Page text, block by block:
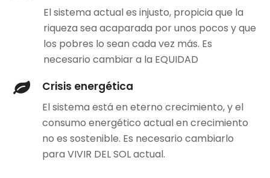
El sistema actual es injusto, propicia que la
riqueza sea acaparada por unos pocos y que
los pobres lo sean cada vez más. Es
necesario cambiar a la EQUIDAD
Crisis energética
El sistema está en eterno crecimiento, y el
consumo energético actual en crecimiento
no es sostenible. Es necesario cambiarlo
para VIVIR DEL SOL actual.